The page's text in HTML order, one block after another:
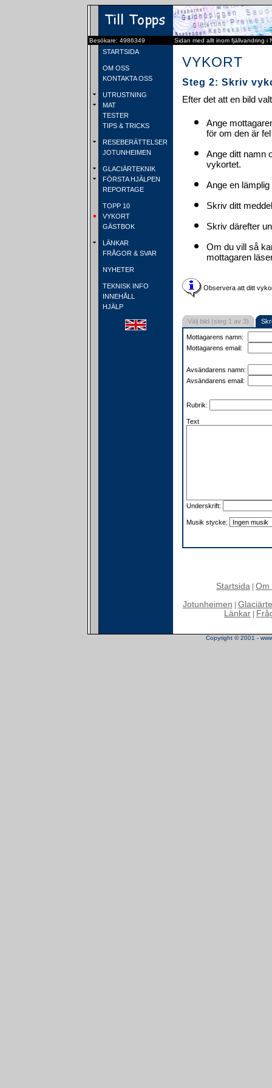
Besökare: 4986349 Sidan med allt inom fjällvandring i
STARTSIDA
OM OSS
KONTAKTA OSS
UTRUSTNING
MAT
TESTER
TIPS & TRICKS
RESEBERÄTTELSER
JOTUNHEIMEN
GLACIÄRTEKNIK
FÖRSTA HJÄLPEN
REPORTAGE
TOPP 10
VYKORT
GÄSTBOK
LÄNKAR
FRÅGOR & SVAR
NYHETER
TEKNISK INFO
INNEHÅLL
HJÄLP
VYKORT
Steg 2: Skriv
Efter det att en bild
Ange
för om den är
Ange ditt namn
vykortet.
Ange en lämplig
Skriv ditt
Skriv därefter
Om du vill så
mottagaren
Observera att ditt
Välj bild (steg 1 av 3)
Mottagarens namn:
Mottagarens email:
Avsändarens namn:
Avsändarens email:
Rubrik:
Text
Underskrift:
Musik stycke:
Startsida Om
Jotunheimen
Länkar
Copyright © 2001 -